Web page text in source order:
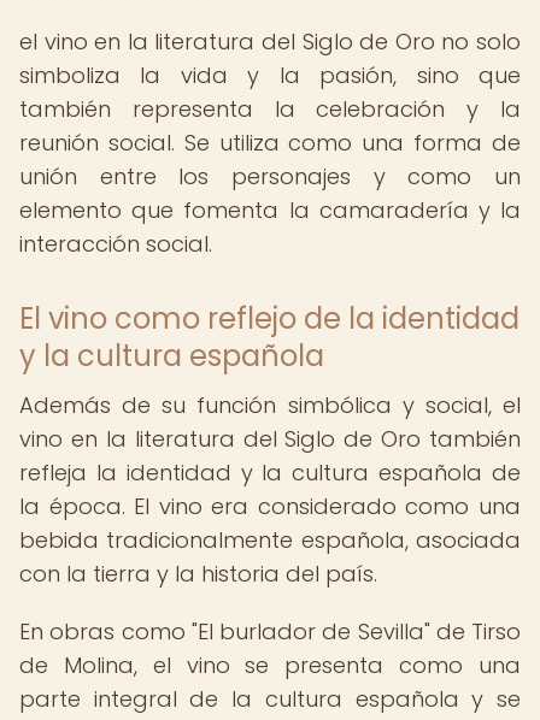
el vino en la literatura del Siglo de Oro no solo
simboliza la vida y la pasión, sino que
también representa la celebración y la
reunión social. Se utiliza como una forma de
unión entre los personajes y como un
elemento que fomenta la camaradería y la
interacción social.
El vino como reflejo de la identidad
y la cultura española
Además de su función simbólica y social, el
vino en la literatura del Siglo de Oro también
refleja la identidad y la cultura española de
la época. El vino era considerado como una
bebida tradicionalmente española, asociada
con la tierra y la historia del país.
En obras como "El burlador de Sevilla" de Tirso
de Molina, el vino se presenta como una
parte integral de la cultura española y se